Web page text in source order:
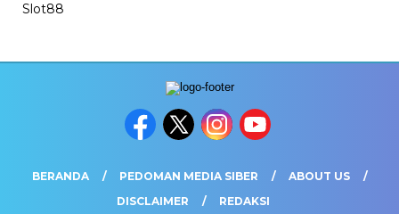
Slot88
BERANDA PEDOMAN MEDIA SIBER
ABOUT US
DISCLAIMER
REDAKSI